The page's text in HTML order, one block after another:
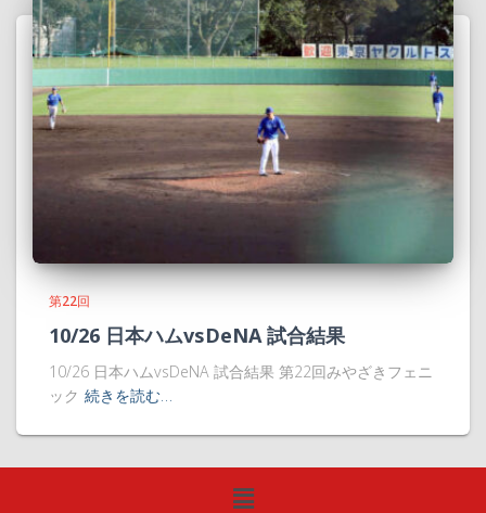
第22回
10/26 日本ハムvsDeNA 試合結果
10/26 日本ハムvsDeNA 試合結果 第22回みやざきフェニ
ック 続きを読む…